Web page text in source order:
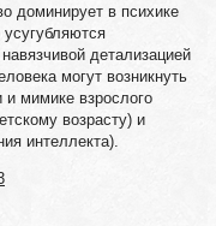
доминирует в психике
детализацией
могут возникнуть
мимике взрослого
возрасту) и
интеллекта).